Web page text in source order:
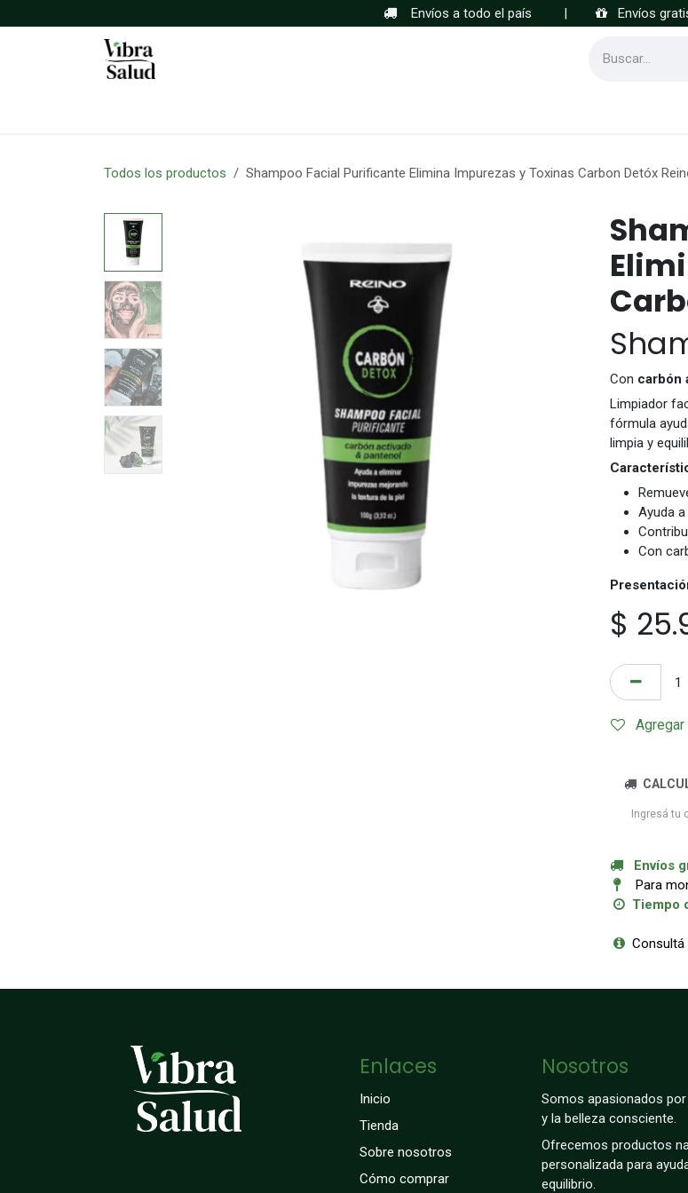
Envíos a todo el país | Envíos
Todos los productos Shampoo Facial Purificante Elimina Impurezas y Toxinas Carbon Detóx
Con carbón
Limpiador
fórmula
limpia y
Ayuda
Con
$
Envíos
Para
Tiempo
Consultá
Enlaces
Inicio
Tienda
Sobre nosotros
Cómo comprar
Nosotros
Somos apasionados
y la belleza consciente.
Ofrecemos productos
personalizada para
equilibrio.